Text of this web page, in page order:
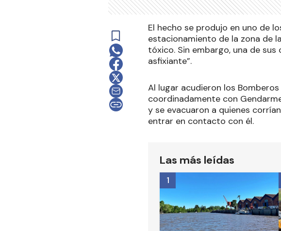
El hecho se produjo en uno de
estacionamiento de la zona de
tóxico. Sin embargo, una de
asfixiante”.
Al lugar acudieron los
coordinadamente con
y se evacuaron a quienes
entrar en contacto con él.
Las más leídas
1